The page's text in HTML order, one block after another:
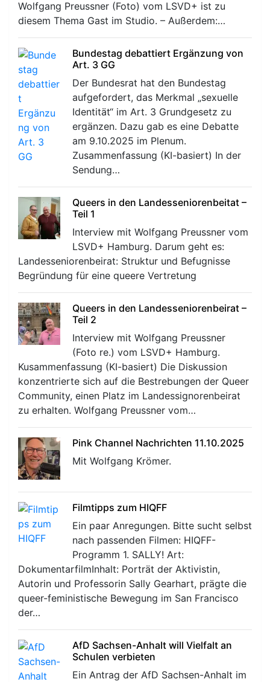
Wolfgang Preussner (Foto) vom LSVD+ ist zu
diesem Thema Gast im Studio. – Außerdem:…
Bundestag debattiert Ergänzung von
Art. 3 GG
Der Bundesrat hat den Bundestag
aufgefordert, das Merkmal „sexuelle
Identität“ im Art. 3 Grundgesetz zu
ergänzen. Dazu gab es eine Debatte
am 9.10.2025 im Plenum.
Zusammenfassung (KI-basiert) In der
Sendung…
Queers in den Landesseniorenbeitat –
Teil 1
Interview mit Wolfgang Preussner vom
LSVD+ Hamburg. Darum geht es:
Landesseniorenbeirat: Struktur und Befugnisse
Begründung für eine queere Vertretung
Queers in den Landesseniorenbeirat –
Teil 2
Interview mit Wolfgang Preussner
(Foto re.) vom LSVD+ Hamburg.
Kusammenfassung (KI-basiert) Die Diskussion
konzentrierte sich auf die Bestrebungen der Queer
Community, einen Platz im Landessignorenbeirat
zu erhalten. Wolfgang Preussner vom…
Pink Channel Nachrichten 11.10.2025
Mit Wolfgang Krömer.
Filmtipps zum HIQFF
Ein paar Anregungen. Bitte sucht selbst
nach passenden Filmen: HIQFF-
Programm 1. SALLY! Art:
DokumentarfilmInhalt: Porträt der Aktivistin,
Autorin und Professorin Sally Gearhart, prägte die
queer-feministische Bewegung im San Francisco
der…
AfD Sachsen-Anhalt will Vielfalt an
Schulen verbieten
Ein Antrag der AfD Sachsen-Anhalt im